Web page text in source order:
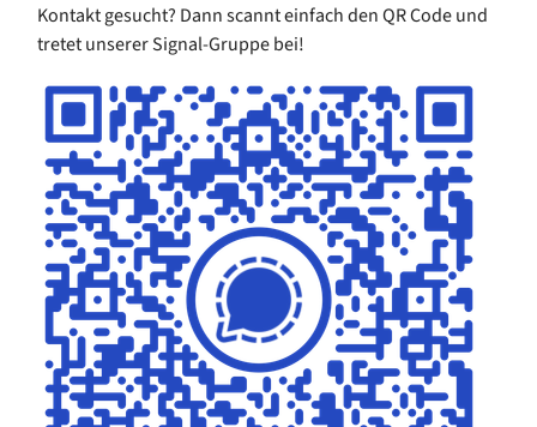
Kontakt gesucht? Dann scannt einfach den QR Code und
tretet unserer Signal-Gruppe bei!